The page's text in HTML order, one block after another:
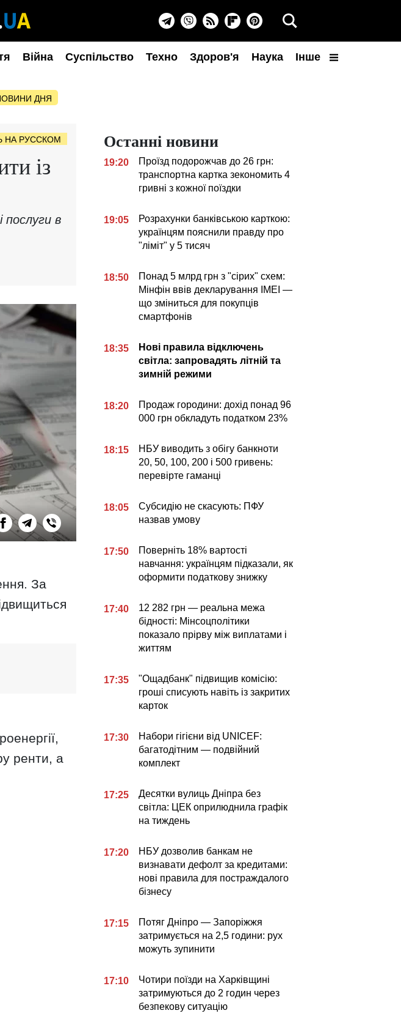
Війна Суспільство Техно Здоров'я Наука Інше
ДНЯ
НА РУССКОМ
із
послуги в
За
ренти, а
Останні новини
19:20
Проїзд подорожчав до 26 грн:
транспортна картка зекономить 4
гривні з кожної поїздки
19:05
Розрахунки банківською карткою:
українцям пояснили правду про
"ліміт" у 5 тисяч
18:50
Понад 5 млрд грн з "сірих" схем:
Мінфін ввів декларування IMEI —
що зміниться для покупців
смартфонів
18:35
Нові правила відключень
світла: запровадять літній та
зимній режими
18:20
Продаж городини: дохід понад 96
000 грн обкладуть податком 23%
18:15
НБУ виводить з обігу банкноти
20, 50, 100, 200 і 500 гривень:
перевірте гаманці
18:05
Субсидію не скасують: ПФУ
назвав умову
17:50
Поверніть 18% вартості
навчання: українцям підказали, як
оформити податкову знижку
17:40
12 282 грн — реальна межа
бідності: Мінсоцполітики
показало прірву між виплатами і
життям
17:35
"Ощадбанк" підвищив комісію:
гроші списують навіть із закритих
карток
17:30
Набори гігієни від UNICEF:
багатодітним — подвійний
комплект
17:25
Десятки вулиць Дніпра без
світла: ЦЕК оприлюднила графік
на тиждень
17:20
НБУ дозволив банкам не
визнавати дефолт за кредитами:
нові правила для постраждалого
бізнесу
17:15
Потяг Дніпро — Запоріжжя
затримується на 2,5 години: рух
можуть зупинити
17:10
Чотири поїзди на Харківщині
затримуються до 2 годин через
безпекову ситуацію